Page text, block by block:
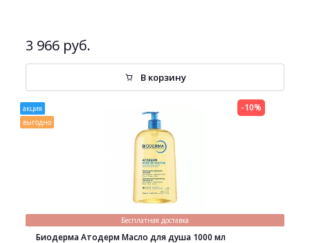
3 966 руб.
В корзину
акция
выгодно
Бесплатная доставка
Биодерма Атодерм Масло для душа 1000 мл
-10%